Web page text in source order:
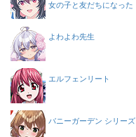
女の子と友だちになった
よわよわ先生
エルフェンリート
バニーガーデン シリーズ